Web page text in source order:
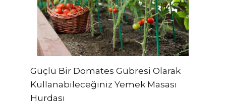
Güçlü Bir Domates Gübresi Olarak
Kullanabileceğiniz Yemek Masası
Hurdası